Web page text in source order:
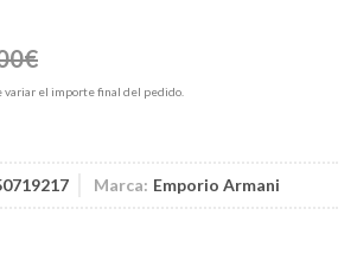
€
variar el importe final del pedido.
Marca: Emporio Armani